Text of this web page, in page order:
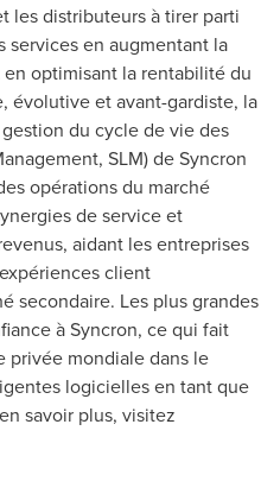
les distributeurs à tirer parti
en augmentant la
optimisant la rentabilité du
évolutive et avant-gardiste, la
du cycle de vie des
SLM) de Syncron
opérations du marché
de service et
aidant les entreprises
client
secondaire. Les plus grandes
à Syncron, ce qui fait
privée mondiale dans le
logicielles en tant que
savoir plus, visitez